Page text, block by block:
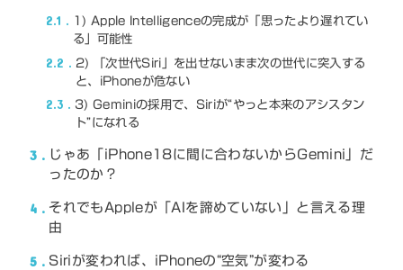
2.1
1) Apple Intelligenceの完成が「思ったより遅れてい
る」可能性
2.2
2) 「次世代Siri」を出せないまま次の世代に突入する
と、iPhoneが危ない
2.3
3) Geminiの採用で、Siriが“やっと本来のアシスタン
ト”になれる
3
じゃあ「iPhone18に間に合わないからGemini」だ
ったのか？
4
それでもAppleが「AIを諦めていない」と言える理
由
5 Siriが変われば、iPhoneの“空気”が変わる